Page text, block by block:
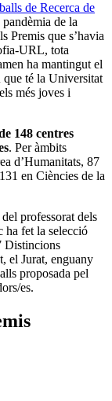
de Recerca de
de la
Premis que s’havia
URL, tota
ha mantingut el
té la Universitat
més joves i
148 centres
. Per àmbits
d’Humanitats, 87
en Ciències de la
professorat dels
ha fet la selecció
Distincions
el Jurat, enguany
proposada pel
es.